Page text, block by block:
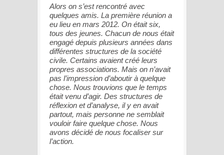
Alors on s’est rencontré avec
quelques amis. La première réunion a
eu lieu en mars 2012. On était six,
tous des jeunes. Chacun de nous était
engagé depuis plusieurs années dans
différentes structures de la société
civile. Certains avaient créé leurs
propres associations. Mais on n’avait
pas l’impression d’aboutir à quelque
chose. Nous trouvions que le temps
était venu d’agir. Des structures de
réflexion et d’analyse, il y en avait
partout, mais personne ne semblait
vouloir faire quelque chose. Nous
avons décidé de nous focaliser sur
l’action.